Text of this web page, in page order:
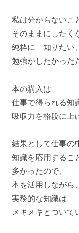
私は分からないこ
そのままにしたく
純粋に「知りたい
勉強がしたかった
本の購入は
仕事で得られる知
吸収力を格段に上
結果として仕事の
知識を応用するこ
多かったので、
本を活用しながら、
実務的な知識は
メキメキとついて